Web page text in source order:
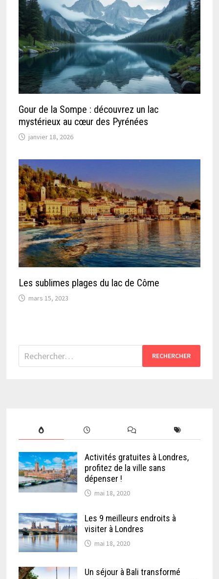
Gour de la Sompe : découvrez un lac
mystérieux au cœur des Pyrénées
janvier 18, 2026
Les sublimes plages du lac de Côme
mars 15, 2023
Rechercher :
Activités gratuites à Londres,
profitez de la ville sans
dépenser !
mai 18, 2020
Les 9 meilleurs endroits à
visiter à Londres
mai 18, 2020
Un séjour à Bali transformé